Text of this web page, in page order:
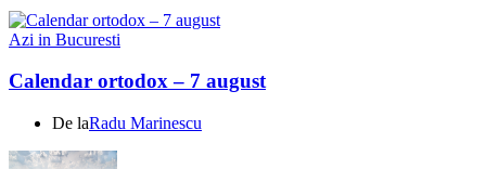
Azi in Bucuresti
Calendar ortodox – 7 august
De laRadu Marinescu